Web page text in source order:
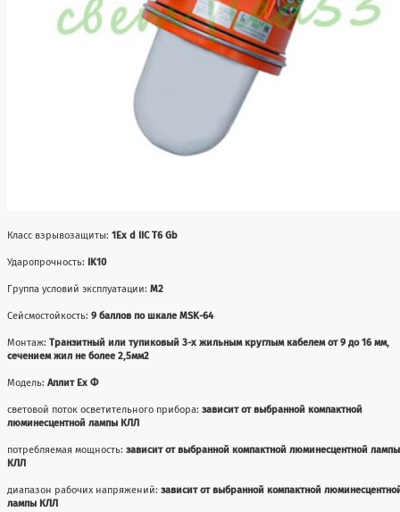
Класс взрывозащиты:1Ex d IIС T6 Gb
Ударопрочность: IK10
Группа условий эксплуатации:М2
Сейсмостойкость:9 баллов по шкале MSK-64
Монтаж:Транзитный или тупиковый 3-х жильным круглым кабелем от 9 до 16 мм,
сечением жил не более 2,5мм2
Модель:Аплит Ех Ф
световой поток осветительного прибора:зависит от выбранной компактной
люминесцентной лампы КЛЛ
потребляемая мощность:зависит от выбранной компактной люминесцентной лампы
КЛЛ
диапазон рабочих напряжений:зависит от выбранной компактной
лампы КЛЛ